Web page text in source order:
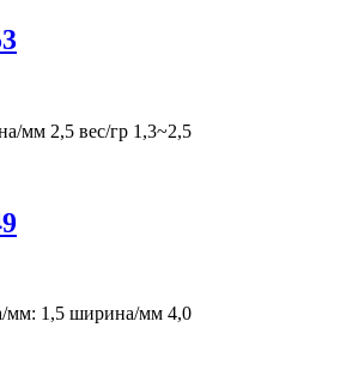
мм 2,5 вес/гр 1,3~2,5
мм: 1,5 ширина/мм 4,0